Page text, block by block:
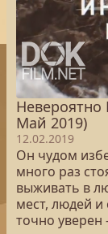
Май 2019)
12.02.2019
Он чудом
много раз
выживать в
мест, людей
точно уверен